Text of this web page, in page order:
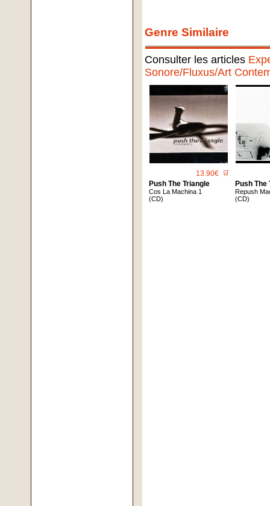
Genre Similaire
Consulter les articles
Sonore/Fluxus/Art
13.90€ 🛒
Push The Triangle
Cos La Machina 1
(CD)
Push The
Repush
(CD)